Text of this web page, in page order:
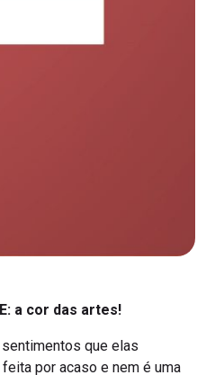
a cor das artes!
que elas
por acaso e nem é uma